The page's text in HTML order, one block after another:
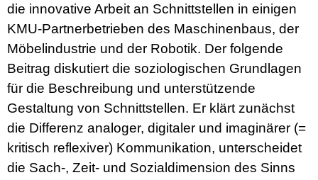
die innovative Arbeit an Schnittstellen in einigen
KMU-Partnerbetrieben des Maschinenbaus, der
Möbelindustrie und der Robotik. Der folgende
Beitrag diskutiert die soziologischen Grundlagen
für die Beschreibung und unterstützende
Gestaltung von Schnittstellen. Er klärt zunächst
die Differenz analoger, digitaler und imaginärer (=
kritisch reflexiver) Kommunikation, unterscheidet
die Sach-, Zeit- und Sozialdimension des Sinns